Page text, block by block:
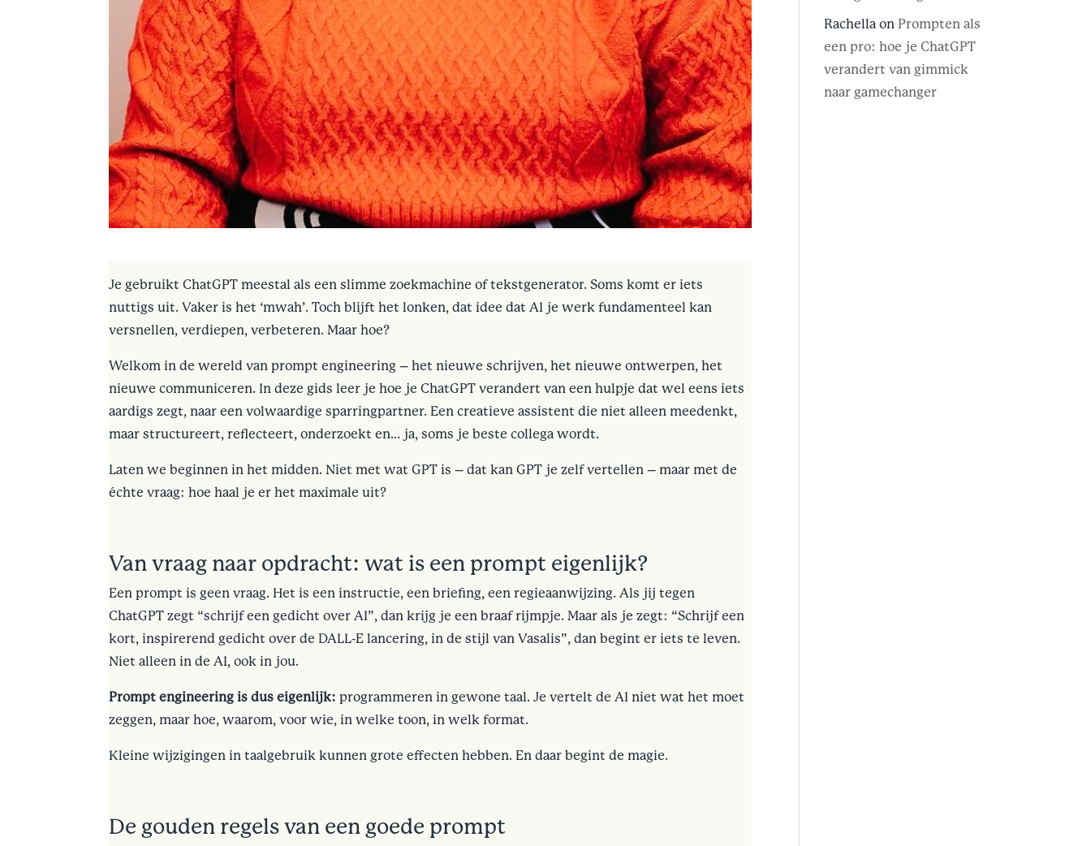
Je gebruikt ChatGPT meestal als een slimme zoekmachine of tekstgenerator. Soms komt er iets
nuttigs uit. Vaker is het ‘mwah’. Toch blijft het lonken, dat idee dat AI je werk fundamenteel kan
versnellen, verdiepen, verbeteren. Maar hoe?
Welkom in de wereld van prompt engineering – het nieuwe schrijven, het nieuwe ontwerpen, het
nieuwe communiceren. In deze gids leer je hoe je ChatGPT verandert van een hulpje dat wel eens iets
aardigs zegt, naar een volwaardige sparringpartner. Een creatieve assistent die niet alleen meedenkt,
maar structureert, reflecteert, onderzoekt en… ja, soms je beste collega wordt.
Laten we beginnen in het midden. Niet met wat GPT is – dat kan GPT je zelf vertellen – maar met de
échte vraag: hoe haal je er het maximale uit?
Van vraag naar opdracht: wat is een prompt eigenlijk?
Een prompt is geen vraag. Het is een instructie, een briefing, een regieaanwijzing. Als jij tegen
ChatGPT zegt “schrijf een gedicht over AI”, dan krijg je een braaf rijmpje. Maar als je zegt: “Schrijf een
kort, inspirerend gedicht over de DALL-E lancering, in de stijl van Vasalis”, dan begint er iets te leven.
Niet alleen in de AI, ook in jou.
Prompt engineering is dus eigenlijk: programmeren in gewone taal. Je vertelt de AI niet wat het moet
zeggen, maar hoe, waarom, voor wie, in welke toon, in welk format.
Kleine wijzigingen in taalgebruik kunnen grote effecten hebben. En daar begint de magie.
De gouden regels van een goede prompt
Rachella on Prompten als
een pro: hoe je ChatGPT
verandert van gimmick
naar gamechanger